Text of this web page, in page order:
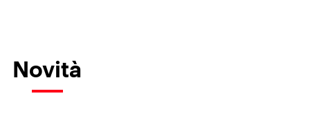
Novità